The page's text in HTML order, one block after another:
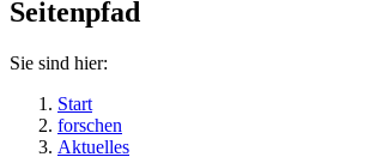
Seitenpfad
Sie sind hier:
Start
forschen
Aktuelles